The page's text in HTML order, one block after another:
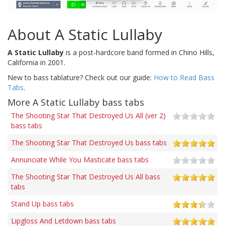
About A Static Lullaby
A Static Lullaby is a post-hardcore band formed in Chino Hills,
California in 2001.
New to bass tablature? Check out our guide: How to Read Bass
Tabs.
More A Static Lullaby bass tabs
The Shooting Star That Destroyed Us All (ver 2)
bass tabs
The Shooting Star That Destroyed Us bass tabs
Annunciate While You Masticate bass tabs
The Shooting Star That Destroyed Us All bass
tabs
Stand Up bass tabs
Lipgloss And Letdown bass tabs